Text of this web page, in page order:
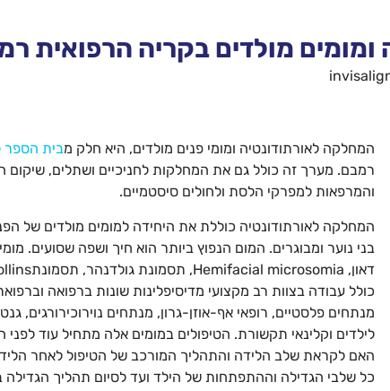
ומומים מולדים בקריה הרפואית
המחלקה לאורתודונטיה ומומי פנים מולדים, היא חלק מבית הספר
רמבם. מערך זה כולל גם את המחלקות לחניכיים ושתלים, שיקום
והמרפאות למפרקי הלסת ולחולים סיסטמיים.
המחלקה לאורתודונטיה כוללת את היחידה למומים מולדים של
בני נוער ומבוגרים. המום הנפוץ ביותר הוא חיך ושפה שסועים.
כולל עבודה בצוות רב מקצועי מדיסיפלינות שונות ברפואה
מנתחים פלסטיים, רופאי אף-אוזן-גרון, מנתחים נוירוכירורגים,
לילדים וקלינאי תקשורת. הטיפולים במומים אלה מתחיל עוד
האם לקראת שלב הלידה והתהליך המורכב של הטיפול לאחר